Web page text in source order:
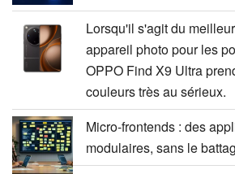
Lorsqu'il s'agit du
appareil photo pour les
OPPO Find X9 Ultra
couleurs très au sérieux.
Micro-frontends : des
modulaires, sans le